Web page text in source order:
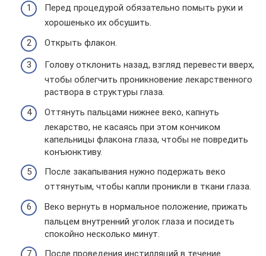
Перед процедурой обязательно помыть руки и
хорошенько их обсушить.
Открыть флакон.
Голову отклонить назад, взгляд перевести вверх,
чтобы облегчить проникновение лекарственного
раствора в структуры глаза.
Оттянуть пальцами нижнее веко, капнуть
лекарство, не касаясь при этом кончиком
капельницы флакона глаза, чтобы не повредить
конъюнктиву.
После закапывания нужно подержать веко
оттянутым, чтобы капли проникли в ткани глаза.
Веко вернуть в нормальное положение, прижать
пальцем внутренний уголок глаза и посидеть
спокойно несколько минут.
После проведения инстилляций в течение